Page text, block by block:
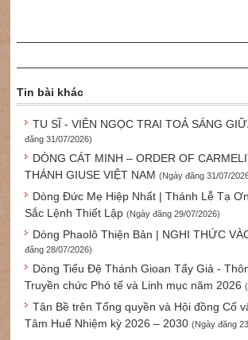
Tin bài khác
TU SĨ - VIÊN NGỌC TRAI TOẢ SÁNG
đăng 31/07/2026)
DÒNG CÁT MINH – ORDER OF
THÁNH GIUSE VIỆT NAM(Ngày đăng 31/07/
Dòng Đức Mẹ Hiệp Nhất | Thánh Lễ Tạ
Sắc Lệnh Thiết Lập(Ngày đăng 29/07/2026)
Dòng Phaolô Thiện Bản | NGHI THỨC
đăng 28/07/2026)
Dòng Tiểu Đệ Thánh Gioan Tẩy Giả -
Truyền chức Phó tế và Linh mục năm 2026
Tân Bề trên Tổng quyền và Hội đồng Cố
Tâm Huế Nhiệm kỳ 2026 – 2030(Ngày đăng